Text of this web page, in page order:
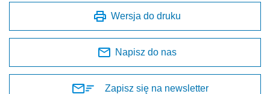
Wersja do druku
Napisz do nas
Zapisz się na newsletter